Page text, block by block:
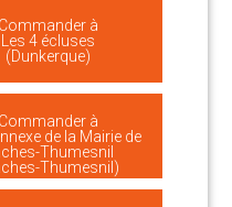
Commander à
Les 4 écluses
(Dunkerque)
Commander à
de la Mairie de
Thumesnil
Thumesnil)